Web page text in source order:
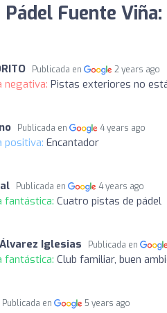
Pádel Fuente
Publicada en 2 years ago
negativa: Pistas exteriores no
Publicada en 4 years ago
positiva: Encantador
Publicada en 4 years ago
fantástica: Cuatro pistas de pádel
Iglesias Publicada en
fantástica: Club familiar, buen
Publicada en 5 years ago